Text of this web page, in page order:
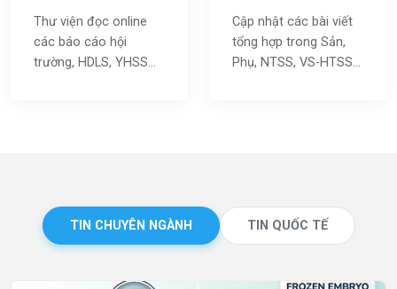
Thư viện đọc online
các báo cáo hội
trường, HDLS, YHSS…
Cập nhật các bài viết
tổng hợp trong Sản,
Phụ, NTSS, VS-HTSS...
TIN CHUYÊN NGÀNH TIN QUỐC TẾ